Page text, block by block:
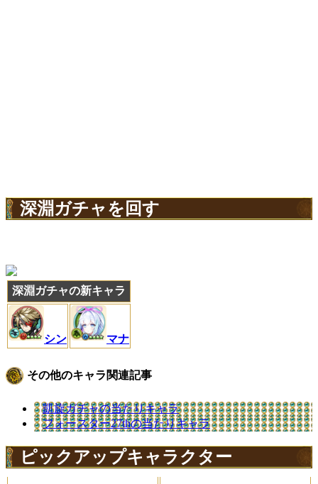
深淵ガチャを回す
深淵ガチャの新キャラ
シン マナ
その他のキャラ関連記事
凱旋ガチャの当たりキャラ
フォースター27thの当たりキャラ
ピックアップキャラクター